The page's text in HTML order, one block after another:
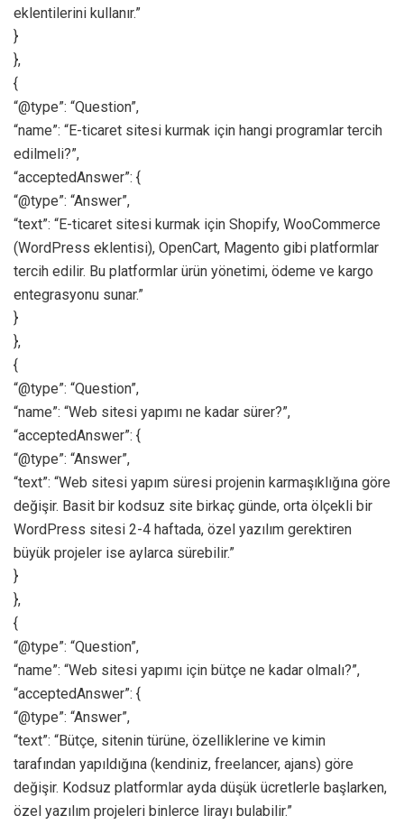
eklentilerini kullanır.”
}
},
{
“@type”: “Question”,
“name”: “E-ticaret sitesi kurmak için hangi programlar tercih
edilmeli?”,
“acceptedAnswer”: {
“@type”: “Answer”,
“text”: “E-ticaret sitesi kurmak için Shopify, WooCommerce
(WordPress eklentisi), OpenCart, Magento gibi platformlar
tercih edilir. Bu platformlar ürün yönetimi, ödeme ve kargo
entegrasyonu sunar.”
}
},
{
“@type”: “Question”,
“name”: “Web sitesi yapımı ne kadar sürer?”,
“acceptedAnswer”: {
“@type”: “Answer”,
“text”: “Web sitesi yapım süresi projenin karmaşıklığına göre
değişir. Basit bir kodsuz site birkaç günde, orta ölçekli bir
WordPress sitesi 2-4 haftada, özel yazılım gerektiren
büyük projeler ise aylarca sürebilir.”
}
},
{
“@type”: “Question”,
“name”: “Web sitesi yapımı için bütçe ne kadar olmalı?”,
“acceptedAnswer”: {
“@type”: “Answer”,
“text”: “Bütçe, sitenin türüne, özelliklerine ve kimin
tarafından yapıldığına (kendiniz, freelancer, ajans) göre
değişir. Kodsuz platformlar ayda düşük ücretlerle başlarken,
özel yazılım projeleri binlerce lirayı bulabilir.”